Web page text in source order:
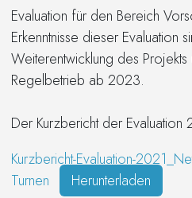
Evaluation für den Bereich
Erkenntnisse dieser Evaluation
Weiterentwicklung des
Regelbetrieb ab 2023.
Der Kurzbericht der Evaluation
Kurzbericht-Evaluation-
Turnen
Herunterladen